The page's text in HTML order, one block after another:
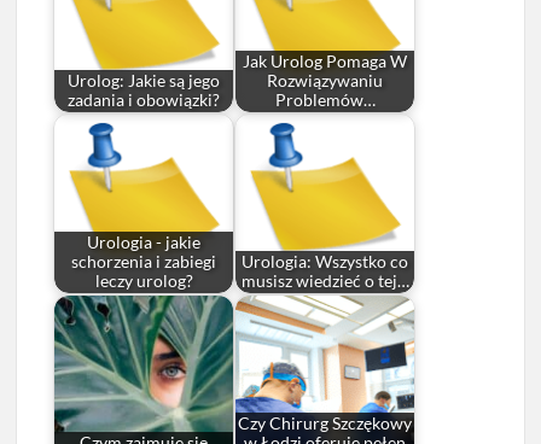
Urolog: Jakie są jego
zadania i obowiązki?
Jak Urolog Pomaga W
Rozwiązywaniu
Problemów…
Urologia - jakie
schorzenia i zabiegi
leczy urolog?
Urologia: Wszystko co
musisz wiedzieć o tej…
Czy Chirurg Szczękowy